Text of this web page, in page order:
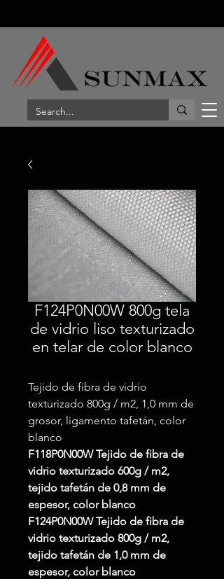
F124P0N00W 800g tela
de vidrio liso texturizado
en telar de color blanco
Tejido de fibra de vidrio
texturizado 800g / m2, 1,0 mm de
grosor, ligamento tafetán, color
blanco
F118P0N00WTejido de fibra de
vidrio texturizado 600g / m2,
tejido tafetán de 0,8 mm de
espesor, color blanco
F124P0N00WTejido de fibra de
vidrio texturizado 800g / m2,
tejido tafetán de 1,0 mm de
espesor, color blanco